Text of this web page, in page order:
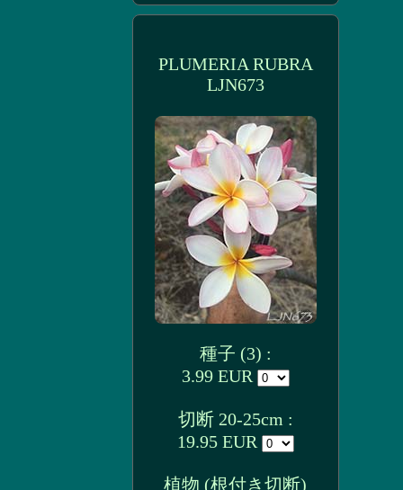
PLUMERIA RUBRA
LJN673
種子 (3) :
3.99 EUR
切断 20-25cm :
19.95 EUR
植物 (根付き切断)